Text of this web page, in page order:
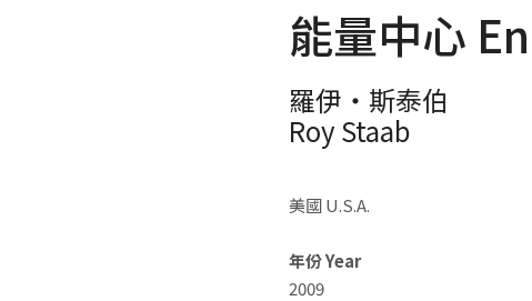
能量中心
羅伊‧斯泰伯
Roy Staab
美國 U.S.A.
年份 Year
2009